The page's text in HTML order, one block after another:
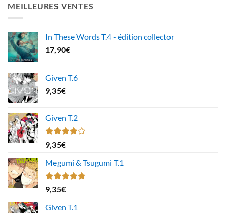
MEILLEURES VENTES
In These Words T.4 - édition collector
17,90€
Given T.6
9,35€
Given T.2
Note
4.00
5
9,35€
Megumi & Tsugumi T.1
Note4.67
sur 5
9,35€
Given T.1